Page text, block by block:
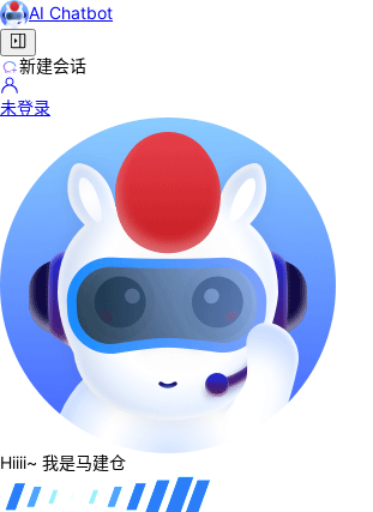
AI Chatbot
新建会话
未登录
Hiiii~ 我是马建仓